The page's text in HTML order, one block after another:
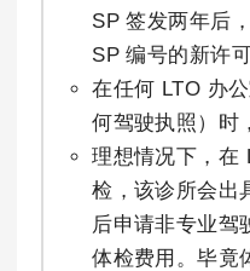
SP 签发两年后
SP 编号的新许可
在任何 LTO 办
何驾驶执照）时
理想情况下，在
检，该诊所会出
后申请非专业驾
体检费用。毕竟